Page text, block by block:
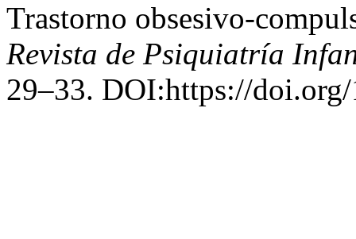
Trastorno obsesivo-
Revista de Psiquiatría
29–33. DOI:https://